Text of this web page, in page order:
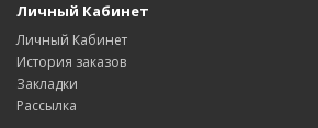
Личный Кабинет
Личный Кабинет
История заказов
Закладки
Рассылка